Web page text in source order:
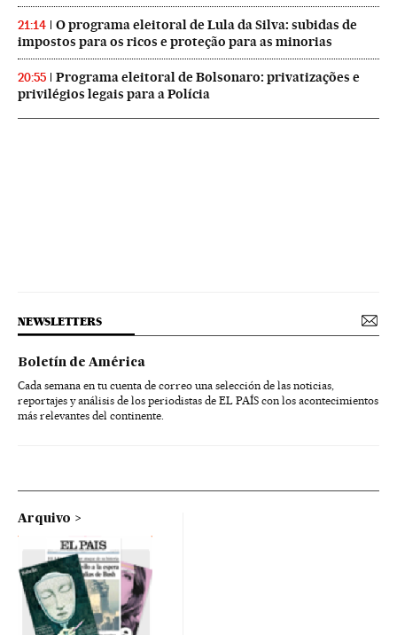
21:14
O programa eleitoral de Lula da Silva: subidas de
impostos para os ricos e proteção para as minorias
20:55
Programa eleitoral de Bolsonaro: privatizações e
privilégios legais para a Polícia
NEWSLETTERS
Boletín de América
Cada semana en tu cuenta de correo una selección de las noticias,
reportajes y análisis de los periodistas de EL PAÍS con los acontecimientos
más relevantes del continente.
Arquivo